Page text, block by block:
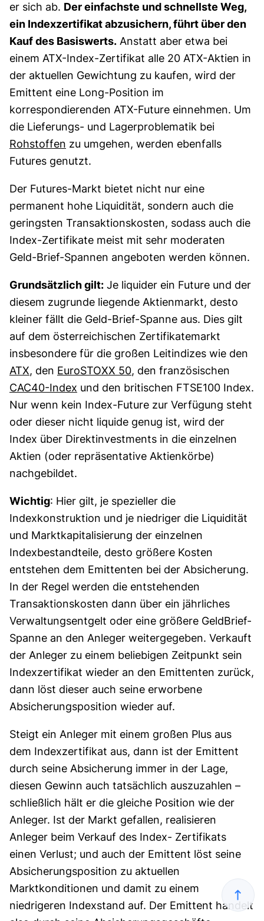
er sich ab. Der einfachste und schnellste Weg,
ein Indexzertifikat abzusichern, führt über den
Kauf des Basiswerts. Anstatt aber etwa bei
einem ATX-Index-Zertifikat alle 20 ATX-Aktien in
der aktuellen Gewichtung zu kaufen, wird der
Emittent eine Long-Position im
korrespondierenden ATX-Future einnehmen. Um
die Lieferungs- und Lagerproblematik bei
Rohstoffen zu umgehen, werden ebenfalls
Futures genutzt.
Der Futures-Markt bietet nicht nur eine
permanent hohe Liquidität, sondern auch die
geringsten Transaktionskosten, sodass auch die
Index-Zertifikate meist mit sehr moderaten
Geld-Brief-Spannen angeboten werden können.
Grundsätzlich gilt: Je liquider ein Future und der
diesem zugrunde liegende Aktienmarkt, desto
kleiner fällt die Geld-Brief-Spanne aus. Dies gilt
auf dem österreichischen Zertifikatemarkt
insbesondere für die großen Leitindizes wie den
ATX, den EuroSTOXX 50, den französischen
CAC40-Index und den britischen FTSE100 Index.
Nur wenn kein Index-Future zur Verfügung steht
oder dieser nicht liquide genug ist, wird der
Index über Direktinvestments in die einzelnen
Aktien (oder repräsentative Aktienkörbe)
nachgebildet.
Wichtig: Hier gilt, je spezieller die
Indexkonstruktion und je niedriger die Liquidität
und Marktkapitalisierung der einzelnen
Indexbestandteile, desto größere Kosten
entstehen dem Emittenten bei der Absicherung.
In der Regel werden die entstehenden
Transaktionskosten dann über ein jährliches
Verwaltungsentgelt oder eine größere GeldBrief-
Spanne an den Anleger weitergegeben. Verkauft
der Anleger zu einem beliebigen Zeitpunkt sein
Indexzertifikat wieder an den Emittenten zurück,
dann löst dieser auch seine erworbene
Absicherungsposition wieder auf.
Steigt ein Anleger mit einem großen Plus aus
dem Indexzertifikat aus, dann ist der Emittent
durch seine Absicherung immer in der Lage,
diesen Gewinn auch tatsächlich auszuzahlen –
schließlich hält er die gleiche Position wie der
Anleger. Ist der Markt gefallen, realisieren
Anleger beim Verkauf des Index- Zertifikats
einen Verlust; und auch der Emittent löst seine
Absicherungsposition zu aktuellen
Marktkonditionen und damit zu einem
niedrigeren Indexstand auf. Der Emittent handelt